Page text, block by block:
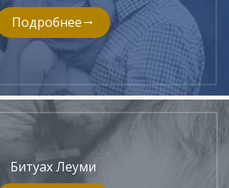
Подробнее
Битуах Леуми